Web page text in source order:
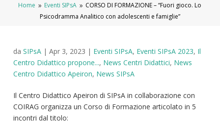
Home 9 Eventi SIPsA 9 CORSO DI FORMAZIONE – “Fuori gioco. Lo
Psicodramma Analitico con adolescenti e famiglie”
da SIPsA| Apr 3, 2023 | Eventi SIPsA, Eventi SIPsA 2023, Il
Centro Didattico propone..., News Centri Didattici, News
Centro Didattico Apeiron, News SIPsA
Il Centro Didattico Apeiron di SIPsA in collaborazione con
COIRAG organizza un Corso di Formazione articolato in 5
incontri dal titolo: